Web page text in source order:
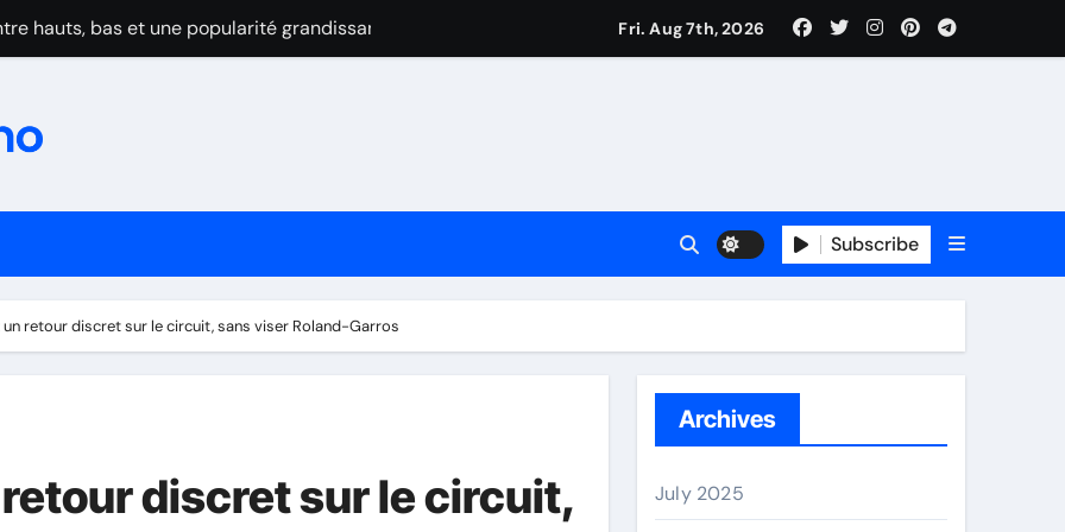
hauts, bas et une popularité grandissante
maudit par les blessures
après l’abandon cruel de Dimitrov
Fri. Aug 7th, 2026
Subscribe
retour discret sur le circuit, sans viser Roland-Garros
discret sur le circuit,
Archives
July 2025